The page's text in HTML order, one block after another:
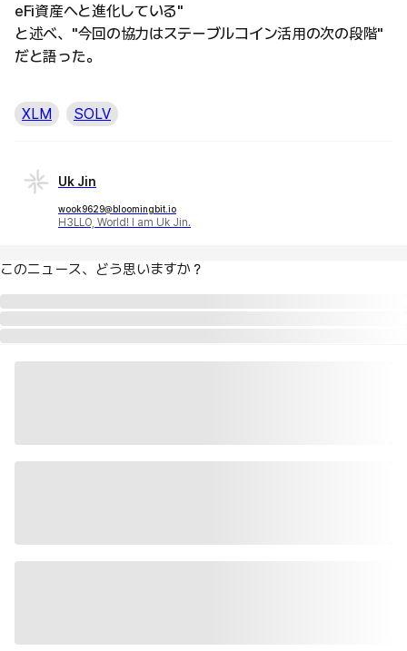
eFi資産へと進化している"
と述べ、"今回の協力はステーブルコイン活用の次の段階"
だと語った。
XLM SOLV
Uk Jin
wook9629@bloomingbit.io
H3LLO, World! I am Uk Jin.
このニュース、どう思いますか？